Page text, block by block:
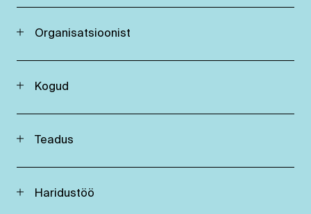
Organisatsioonist
Kogud
Teadus
Haridustöö